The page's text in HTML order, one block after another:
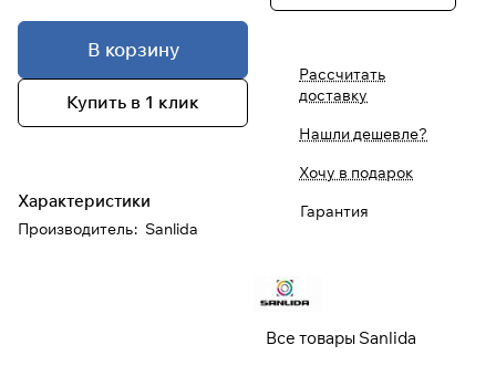
В корзину
Купить в 1 клик
Характеристики
Производитель: Sanlida
Рассчитать
доставку
Нашли дешевле?
Хочу в подарок
Гарантия
Все товары Sanlida
Добавляйте товары
в корзину
При оформлении заказа
выберите метод оплатыПЛАЙТ
Оплачивайте сегодня только
картой любого банка